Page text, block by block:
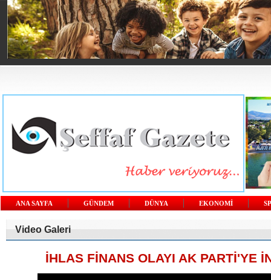
ANA SAYFA GÜNDEM DÜNYA EKONOMİ
Video Galeri
İHLAS FİNANS OLAYI AK PARTİ'YE